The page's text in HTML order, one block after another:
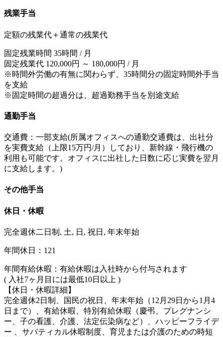
残業手当
定額の残業代＋通常の残業代
固定残業時間 35時間 / 月
固定残業代 120,000円 ～ 180,000円 / 月
※時間外労働の有無に関わらず、35時間分の固定時間外手当
を支給
※固定時間の超過分は、超過勤務手当を別途支給
通勤手当
交通費：一部支給(所属オフィスへの通勤交通費は、出社分
を実費支給（上限15万円/月）しており、新幹線・飛行機の
利用も可能です。オフィスに出社した日数に応じ実費を翌月
に支給します。)
その他手当
休日・休暇
完全週休二日制, 土, 日, 祝日, 年末年始
年間休日：121
年間有給休暇：有給休暇は入社時から付与されます
( 入社7ヶ月目には最低10日以上 )
【休日・休暇詳細】
完全週休2日制、国民の祝日、年末年始（12月29日から1月4
日まで）、有給休暇、特別有給休暇（慶弔、プレグナンシ
ー、子の看護、介護、法定伝染病など）、ハッピーフライデ
ー 、サバティカル休暇制度、育児または介護のための時短